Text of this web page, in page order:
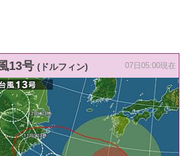
13号 (ドルフィン) 07日05:00現在